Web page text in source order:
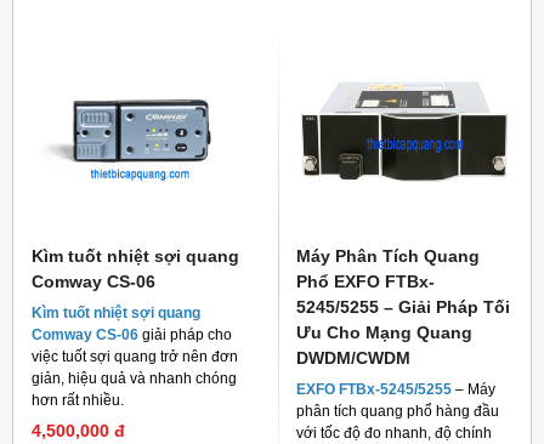
Kìm tuốt nhiệt sợi quang
Comway CS-06
Kìm tuốt nhiệt sợi quang
Comway CS-06 giải pháp cho
việc tuốt sợi quang trở nên đơn
giản, hiệu quả và nhanh chóng
hơn rất nhiều.
4,500,000 đ
Máy Phân Tích Quang
Phổ EXFO FTBx-
5245/5255 – Giải Pháp Tối
Ưu Cho Mạng Quang
DWDM/CWDM
EXFO FTBx-5245/5255 – Máy
phân tích quang phổ hàng đầu
với tốc độ đo nhanh, độ chính